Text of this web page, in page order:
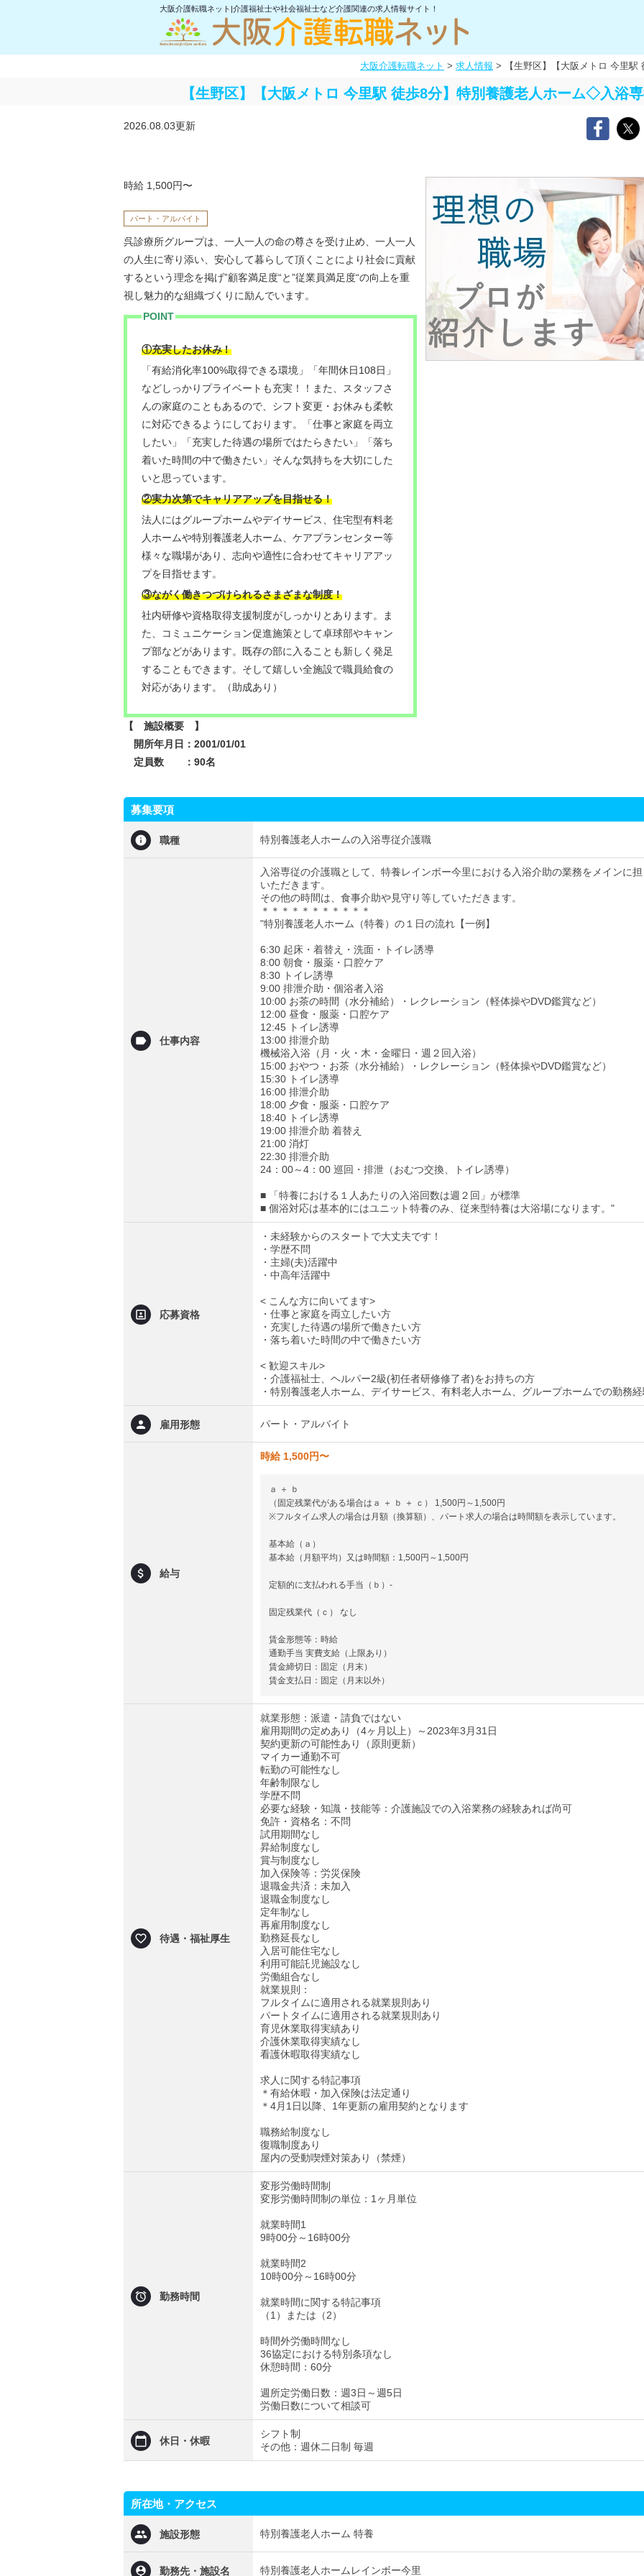
大阪介護転職ネット|介護福祉士や社会福祉士など介護関連の求人情報サイト！
大阪介護転職ネット > 求人情報 > 【生野区】【大阪メトロ 今里
【生野区】【大阪メトロ 今里駅 徒歩8分】特別養護老人ホーム◇入浴
2026.08.03更新
時給 1,500円〜
パート・アルバイト
呉診療所グループは、一人一人の命の尊さを受け止め、一人一人
の人生に寄り添い、安心して暮らして頂くことにより社会に貢献
するという理念を掲げ”顧客満足度“と”従業員満足度“の向上を重
視し魅力的な組織づくりに励んでいます。
POINT
①充実したお休み！
「有給消化率100%取得できる環境」「年間休日108日」
などしっかりプライベートも充実！！また、スタッフさ
んの家庭のこともあるので、シフト変更・お休みも柔軟
に対応できるようにしております。「仕事と家庭を両立
したい」「充実した待遇の場所ではたらきたい」「落ち
着いた時間の中で働きたい」そんな気持ちを大切にした
いと思っています。
②実力次第でキャリアアップを目指せる！
法人にはグループホームやデイサービス、住宅型有料老
人ホームや特別養護老人ホーム、ケアプランセンター等
様々な職場があり、志向や適性に合わせてキャリアアッ
プを目指せます。
③ながく働きつづけられるさまざまな制度！
社内研修や資格取得支援制度がしっかりとあります。ま
た、コミュニケーション促進施策として卓球部やキャン
プ部などがあります。既存の部に入ることも新しく発足
することもできます。そして嬉しい全施設で職員給食の
対応があります。（助成あり）
【 施設概要 】
開所年月日：2001/01/01
定員数 ：90名
募集要項
職種 特別養護老人ホームの入浴専従介護職
仕事内容
入浴専従の介護職として、特養レインボー今里における入浴介助の業務をメインに
いただきます。
その他の時間は、食事介助や見守り等していただきます。
＊＊＊＊＊＊＊＊＊＊＊
"特別養護老人ホーム（特養）の１日の流れ【一例】
6:30 起床・着替え・洗面・トイレ誘導
8:00 朝食・服薬・口腔ケア
8:30 トイレ誘導
9:00 排泄介助・個浴者入浴
10:00 お茶の時間（水分補給）・レクレーション（軽体操やDVD鑑賞など）
12:00 昼食・服薬・口腔ケア
12:45 トイレ誘導
13:00 排泄介助
機械浴入浴（月・火・木・金曜日・週２回入浴）
15:00 おやつ・お茶（水分補給）・レクレーション（軽体操やDVD鑑賞など）
15:30 トイレ誘導
16:00 排泄介助
18:00 夕食・服薬・口腔ケア
18:40 トイレ誘導
19:00 排泄介助 着替え
21:00 消灯
22:30 排泄介助
24：00～4：00 巡回・排泄（おむつ交換、トイレ誘導）
■ 「特養における１人あたりの入浴回数は週２回」が標準
■ 個浴対応は基本的にはユニット特養のみ、従来型特養は大浴場になります。"
応募資格
・未経験からのスタートで大丈夫です！
・学歴不問
・主婦(夫)活躍中
・中高年活躍中
< こんな方に向いてます>
・仕事と家庭を両立したい方
・充実した待遇の場所で働きたい方
・落ち着いた時間の中で働きたい方
< 歓迎スキル>
・介護福祉士、ヘルパー2級(初任者研修修了者)をお持ちの方
・特別養護老人ホーム、デイサービス、有料老人ホーム、グループホームでの勤務
雇用形態 パート・アルバイト
給与
時給 1,500円〜
ａ ＋ ｂ
（固定残業代がある場合はａ ＋ ｂ ＋ ｃ） 1,500円～1,500円
※フルタイム求人の場合は月額（換算額）、パート求人の場合は時間額を表示しています。
基本給（ａ）
基本給（月額平均）又は時間額：1,500円～1,500円
定額的に支払われる手当（ｂ）-
固定残業代（ｃ） なし
賃金形態等：時給
通勤手当 実費支給（上限あり）
賃金締切日：固定（月末）
賃金支払日：固定（月末以外）
待遇・福祉厚生
就業形態：派遣・請負ではない
雇用期間の定めあり（4ヶ月以上）～2023年3月31日
契約更新の可能性あり（原則更新）
マイカー通勤不可
転勤の可能性なし
年齢制限なし
学歴不問
必要な経験・知識・技能等：介護施設での入浴業務の経験あれば尚可
免許・資格名：不問
試用期間なし
昇給制度なし
賞与制度なし
加入保険等：労災保険
退職金共済：未加入
退職金制度なし
定年制なし
再雇用制度なし
勤務延長なし
入居可能住宅なし
利用可能託児施設なし
労働組合なし
就業規則：
フルタイムに適用される就業規則あり
パートタイムに適用される就業規則あり
育児休業取得実績あり
介護休業取得実績なし
看護休暇取得実績なし
求人に関する特記事項
＊有給休暇・加入保険は法定通り
＊4月1日以降、1年更新の雇用契約となります
職務給制度なし
復職制度あり
屋内の受動喫煙対策あり（禁煙）
勤務時間
変形労働時間制
変形労働時間制の単位：1ヶ月単位
就業時間1
9時00分～16時00分
就業時間2
10時00分～16時00分
就業時間に関する特記事項
（1）または（2）
時間外労働時間なし
36協定における特別条項なし
休憩時間：60分
週所定労働日数：週3日～週5日
労働日数について相談可
休日・休暇
シフト制
その他：週休二日制 毎週
所在地・アクセス
施設形態 特別養護老人ホーム 特養
勤務先・施設名 特別養護老人ホームレインボー今里